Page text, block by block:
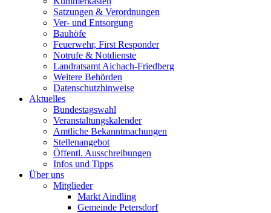
Satzungen & Verordnungen
Ver- und Entsorgung
Bauhöfe
Feuerwehr, First Responder
Notrufe & Notdienste
Landratsamt Aichach-Friedberg
Weitere Behörden
Datenschutzhinweise
Aktuelles
Bundestagswahl
Veranstaltungskalender
Amtliche Bekanntmachungen
Stellenangebot
Öffentl. Ausschreibungen
Infos und Tipps
Über uns
Mitglieder
Markt Aindling
Gemeinde Petersdorf